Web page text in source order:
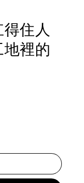
住人
裡的